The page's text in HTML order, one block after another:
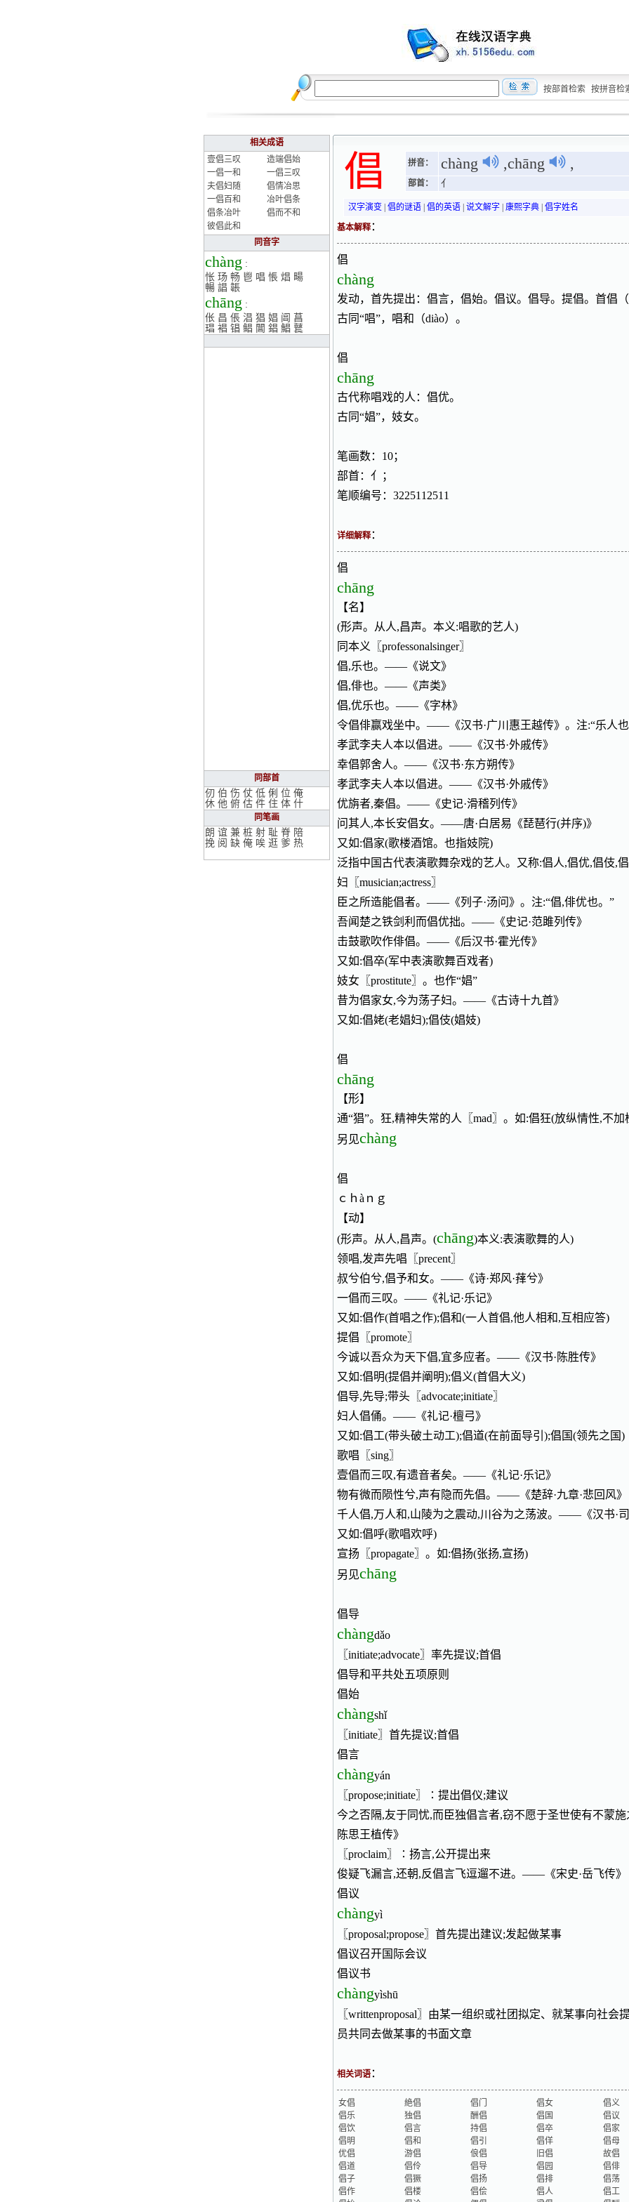
按部首检索 按拼音检
相关成语
壹倡三叹
造端倡始
一倡一和
一倡三叹
夫倡妇随
倡情冶思
一倡百和
冶叶倡条
倡条冶叶
倡而不和
彼倡此和
同音字
chàng :
怅 玚 畅 鬯 唱 悵 焻 畼
暢 誯 韔
chāng :
伥 昌 倀 淐 猖 娼 阊 菖
琩 裮 锠 鲳 閶 錩 鯧 鼚
同部首
仞 伯 伤 仗 低 俐 位 俺
休 他 俯 估 件 住 体 什
同笔画
朗 谊 兼 桩 射 耻 脊 陪
挽 阅 缺 俺 唉 逛 爹 热
倡 拼音： chàng ,chāng ,
部首： 亻
汉字演变 倡的谜语| 倡的英语| 说文解字| 康熙字典| 倡字姓名
基本解释：
倡
chàng
发动，首先提出：倡言，倡始。倡议。倡导。提倡。首倡（
古同“唱”，唱和（diào）。
倡
chāng
古代称唱戏的人：倡优。
古同“娼”，妓女。
笔画数：10；
部首：亻；
笔顺编号：3225112511
详细解释：
倡
chāng
【名】
(形声。从人,昌声。本义:唱歌的艺人)
同本义〖professonalsinger〗
倡,乐也。——《说文》
倡,俳也。——《声类》
倡,优乐也。——《字林》
令倡俳赢戏坐中。——《汉书·广川惠王越传》。注:“乐人
孝武李夫人本以倡进。——《汉书·外戚传》
幸倡郭舍人。——《汉书·东方朔传》
孝武李夫人本以倡进。——《汉书·外戚传》
优旃者,秦倡。——《史记·滑稽列传》
问其人,本长安倡女。——唐·白居易《琵琶行(并序)》
又如:倡家(歌楼酒馆。也指妓院)
泛指中国古代表演歌舞杂戏的艺人。又称:倡人,倡优,倡伎,
妇〖musician;actress〗
臣之所造能倡者。——《列子·汤问》。注:“倡,俳优也。”
吾闻楚之铁剑利而倡优拙。——《史记·范雎列传》
击鼓歌吹作俳倡。——《后汉书·霍光传》
又如:倡卒(军中表演歌舞百戏者)
妓女〖prostitute〗。也作“娼”
昔为倡家女,今为荡子妇。——《古诗十九首》
又如:倡姥(老娼妇);倡伎(娼妓)
倡
chāng
【形】
通“猖”。狂,精神失常的人〖mad〗。如:倡狂(放纵情性,不
另见chàng
倡
ｃｈàｎｇ
【动】
(形声。从人,昌声。(chāng)本义:表演歌舞的人)
领唱,发声先唱〖precent〗
叔兮伯兮,倡予和女。——《诗·郑风·萚兮》
一倡而三叹。——《礼记·乐记》
又如:倡作(首唱之作);倡和(一人首倡,他人相和,互相应答)
提倡〖promote〗
今诚以吾众为天下倡,宜多应者。——《汉书·陈胜传》
又如:倡明(提倡并阐明);倡义(首倡大义)
倡导,先导;带头〖advocate;initiate〗
妇人倡俑。——《礼记·檀弓》
又如:倡工(带头破土动工);倡道(在前面导引);倡国(领先之国)
歌唱〖sing〗
壹倡而三叹,有遗音者矣。——《礼记·乐记》
物有微而陨性兮,声有隐而先倡。——《楚辞·九章·悲回风》
千人倡,万人和,山陵为之震动,川谷为之荡波。——《汉书·司
又如:倡呼(歌唱欢呼)
宣扬〖propagate〗。如:倡扬(张扬,宣扬)
另见chāng
倡导
chàngdǎo
〖initiate;advocate〗率先提议;首倡
倡导和平共处五项原则
倡始
chàngshǐ
〖initiate〗首先提议;首倡
倡言
chàngyán
〖propose;initiate〗∶提出倡仪;建议
今之否隔,友于同忧,而臣独倡言者,窃不愿于圣世使有不蒙
陈思王植传》
〖proclaim〗∶扬言,公开提出来
俊疑飞漏言,还朝,反倡言飞逗遛不进。——《宋史·岳飞传》
倡议
chàngyì
〖proposal;propose〗首先提出建议;发起做某事
倡议召开国际会议
倡议书
chàngyìshū
〖writtenproposal〗由某一组织或社团拟定、就某事向社会
员共同去做某事的书面文章
相关词语 ：
女倡 絶倡 倡门 倡女 倡义
倡乐
独倡 酬倡 倡国 倡议
倡饮
倡言 持倡 倡卒 倡家
倡明
倡和 倡引 倡佯 倡母
优倡
游倡 俍倡 旧倡 故倡
倡道
倡伶 倡导 倡园 倡俳
倡子
倡獗 倡扬 倡排 倡荡
倡作
倡楼 倡侩 倡人 倡工